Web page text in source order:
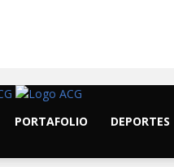
PORTAFOLIO DEPORTES